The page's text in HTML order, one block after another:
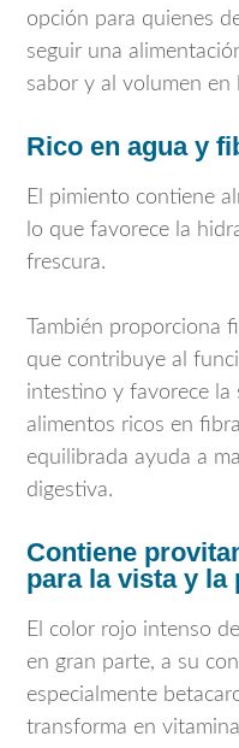
opción para quienes
seguir una
sabor y al volumen en
Rico en agua y
El pimiento contiene
lo que favorece la
frescura.
También proporciona
que contribuye al
intestino y favorece la
alimentos ricos en
equilibrada ayuda a
digestiva.
Contiene
para la vista y la
El color rojo intenso
en gran parte, a su
especialmente
transforma en